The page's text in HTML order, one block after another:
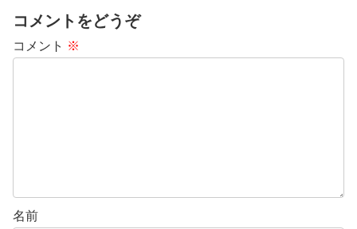
コメントをどうぞ
コメント ※
名前